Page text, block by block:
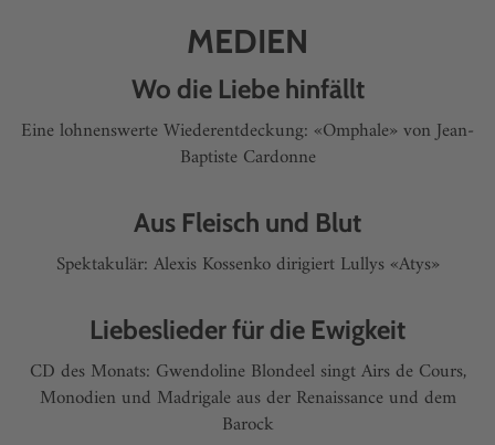
MEDIEN
Wo die Liebe hinfällt
Eine lohnenswerte Wiederentdeckung: «Omphale» von Jean-
Baptiste Cardonne
Aus Fleisch und Blut
Spektakulär: Alexis Kossenko dirigiert Lullys «Atys»
Liebeslieder für die Ewigkeit
CD des Monats: Gwendoline Blondeel singt Airs de Cours,
Monodien und Madrigale aus der Renaissance und dem
Barock